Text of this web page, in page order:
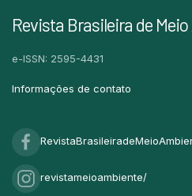
Revista Brasileira de
e-ISSN: 2595-4431
Informações de contato
revistameioambiente/